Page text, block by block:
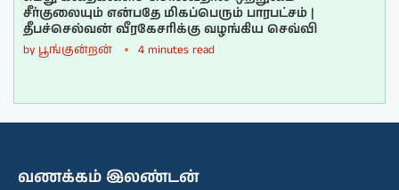
சீர்குலையும் என்பதே மிகப்பெரும் பாரபட்சம் |
தீபச்செல்வன் வீரகேசரிக்கு வழங்கிய செவ்வி
by பூங்குன்றன் 4 minutes read
வணக்கம் இலண்டன்